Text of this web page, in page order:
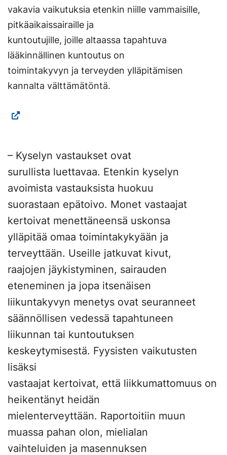
vakavia vaikutuksia etenkin niille vammaisille,
pitkäaikaissairaille ja
kuntoutujille, joille altaassa tapahtuva
lääkinnällinen kuntoutus on
toimintakyvyn ja terveyden ylläpitämisen
kannalta välttämätöntä.
– Kyselyn vastaukset ovat
surullista luettavaa. Etenkin kyselyn
avoimista vastauksista huokuu
suorastaan epätoivo. Monet vastaajat
kertoivat menettäneensä uskonsa
ylläpitää omaa toimintakykyään ja
terveyttään. Useille jatkuvat kivut,
raajojen jäykistyminen, sairauden
eteneminen ja jopa itsenäisen
liikuntakyvyn menetys ovat seuranneet
säännöllisen vedessä tapahtuneen
liikunnan tai kuntoutuksen
keskeytymisestä. Fyysisten vaikutusten
lisäksi
vastaajat kertoivat, että liikkumattomuus on
heikentänyt heidän
mielenterveyttään. Raportoitiin muun
muassa pahan olon, mielialan
vaihteluiden ja masennuksen